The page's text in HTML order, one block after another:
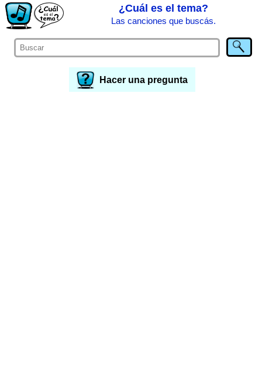
¿Cuál es el tema?
Las canciones que buscás.
Hacer una pregunta